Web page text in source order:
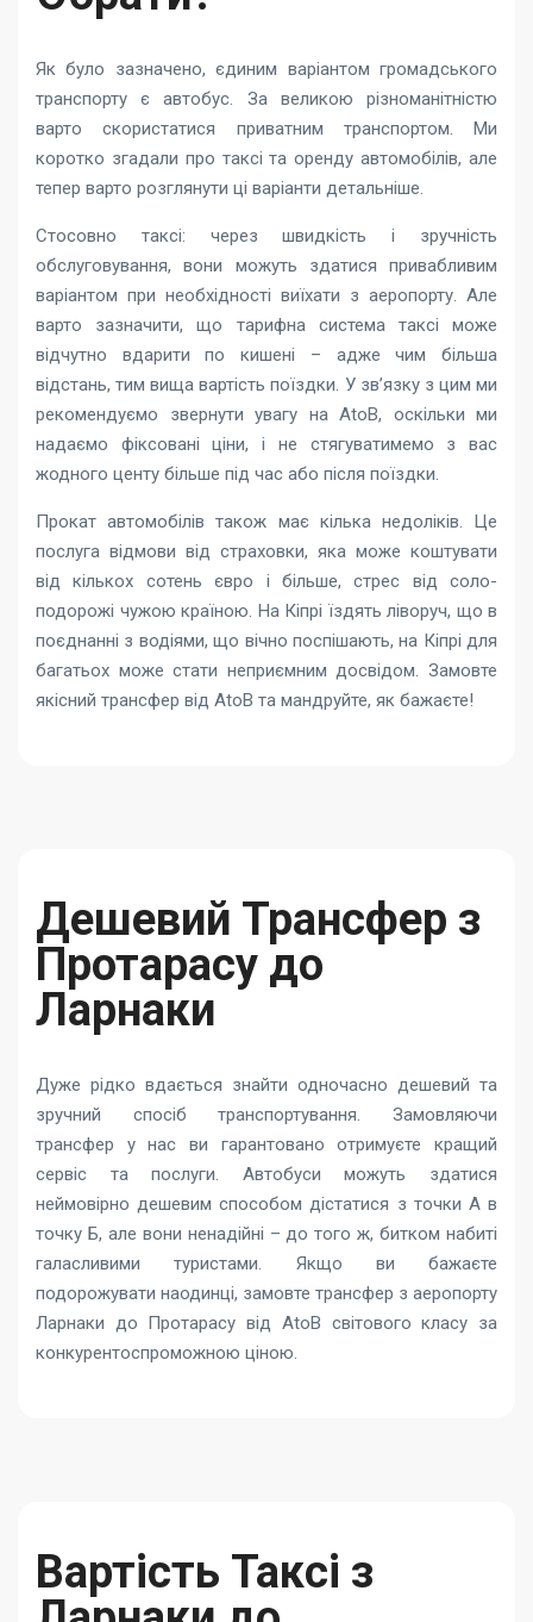
Як було зазначено, єдиним варіантом громадського
транспорту є автобус. За великою різноманітністю
варто скористатися приватним транспортом. Ми
коротко згадали про таксі та оренду автомобілів, але
тепер варто розглянути ці варіанти детальніше.
Стосовно таксі: через швидкість і зручність
обслуговування, вони можуть здатися привабливим
варіантом при необхідності виїхати з аеропорту. Але
варто зазначити, що тарифна система таксі може
відчутно вдарити по кишені – адже чим більша
відстань, тим вища вартість поїздки. У зв’язку з цим ми
рекомендуємо звернути увагу на AtoB, оскільки ми
надаємо фіксовані ціни, і не стягуватимемо з вас
жодного центу більше під час або після поїздки.
Прокат автомобілів також має кілька недоліків. Це
послуга відмови від страховки, яка може коштувати
від кількох сотень євро і більше, стрес від соло-
подорожі чужою країною. На Кіпрі їздять ліворуч, що в
поєднанні з водіями, що вічно поспішають, на Кіпрі для
багатьох може стати неприємним досвідом. Замовте
якісний трансфер від AtoB та мандруйте, як бажаєте!
Дешевий Трансфер з
Протарасу до
Ларнаки
Дуже рідко вдається знайти одночасно дешевий та
зручний спосіб транспортування. Замовляючи
трансфер у нас ви гарантовано отримуєте кращий
сервіс та послуги. Автобуси можуть здатися
неймовірно дешевим способом дістатися з точки А в
точку Б, але вони ненадійні – до того ж, битком набиті
галасливими туристами. Якщо ви бажаєте
подорожувати наодинці, замовте трансфер з аеропорту
Ларнаки до Протарасу від AtoB світового класу за
конкурентоспроможною ціною.
Вартість Таксі з